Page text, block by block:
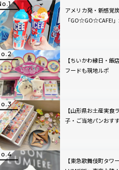
アメリカ発・新感覚
「GO☆GO☆CAFE!
【ちいかわ縁日・飯
フードも現地ルポ
【山形県お土産実
子・ご当地パンおす
【東急歌舞伎町タ